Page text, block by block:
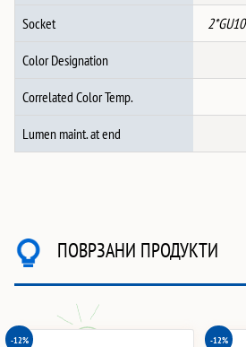
Socket 2*GU10
Color Designation
Correlated Color Temp.
Lumen maint. at end
ПОВРЗАНИ ПРОДУКТИ
-12% -12%